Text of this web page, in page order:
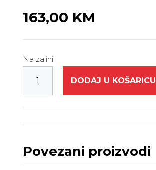
163,00 KM
Na zalihi
DODAJ U KOŠARICU
Povezani proizvodi